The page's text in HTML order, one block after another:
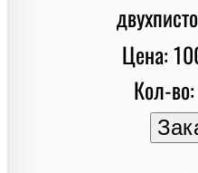
Цена:
Кол-